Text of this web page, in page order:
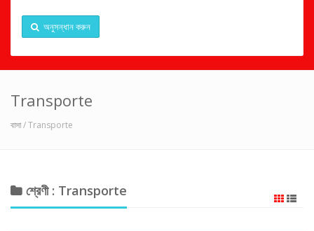
অনুসন্ধান করুন
Transporte
বাসা/ Transporte
শ্রেণী : Transporte